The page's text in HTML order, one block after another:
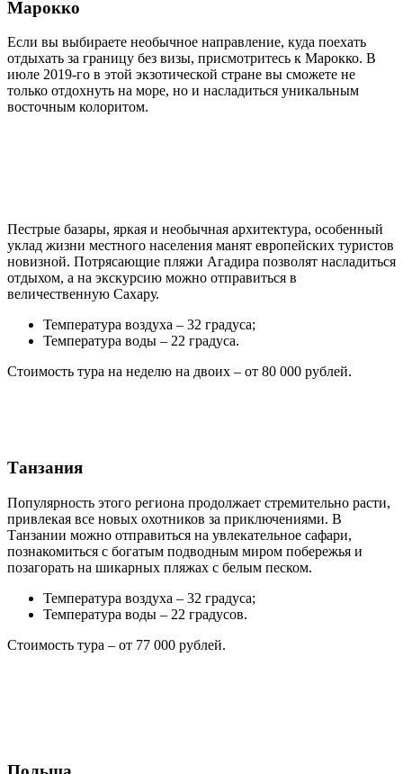
Марокко
Если вы выбираете необычное направление, куда поехать
отдыхать за границу без визы, присмотритесь к Марокко. В
июле 2019-го в этой экзотической стране вы сможете не
только отдохнуть на море, но и насладиться уникальным
восточным колоритом.
Пестрые базары, яркая и необычная архитектура, особенный
уклад жизни местного населения манят европейских туристов
новизной. Потрясающие пляжи Агадира позволят насладиться
отдыхом, а на экскурсию можно отправиться в
величественную Сахару.
Температура воздуха – 32 градуса;
Температура воды – 22 градуса.
Стоимость тура на неделю на двоих – от 80 000 рублей.
Танзания
Популярность этого региона продолжает стремительно расти,
привлекая все новых охотников за приключениями. В
Танзании можно отправиться на увлекательное сафари,
познакомиться с богатым подводным миром побережья и
позагорать на шикарных пляжах с белым песком.
Температура воздуха – 32 градуса;
Температура воды – 22 градусов.
Стоимость тура – от 77 000 рублей.